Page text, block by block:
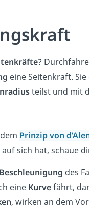
?
eine Seitenkraft.
teilst und mit
Prinzip von
sich hat, schaue
Beschleunigung des
eine Kurvefährt,
, wirken an dem